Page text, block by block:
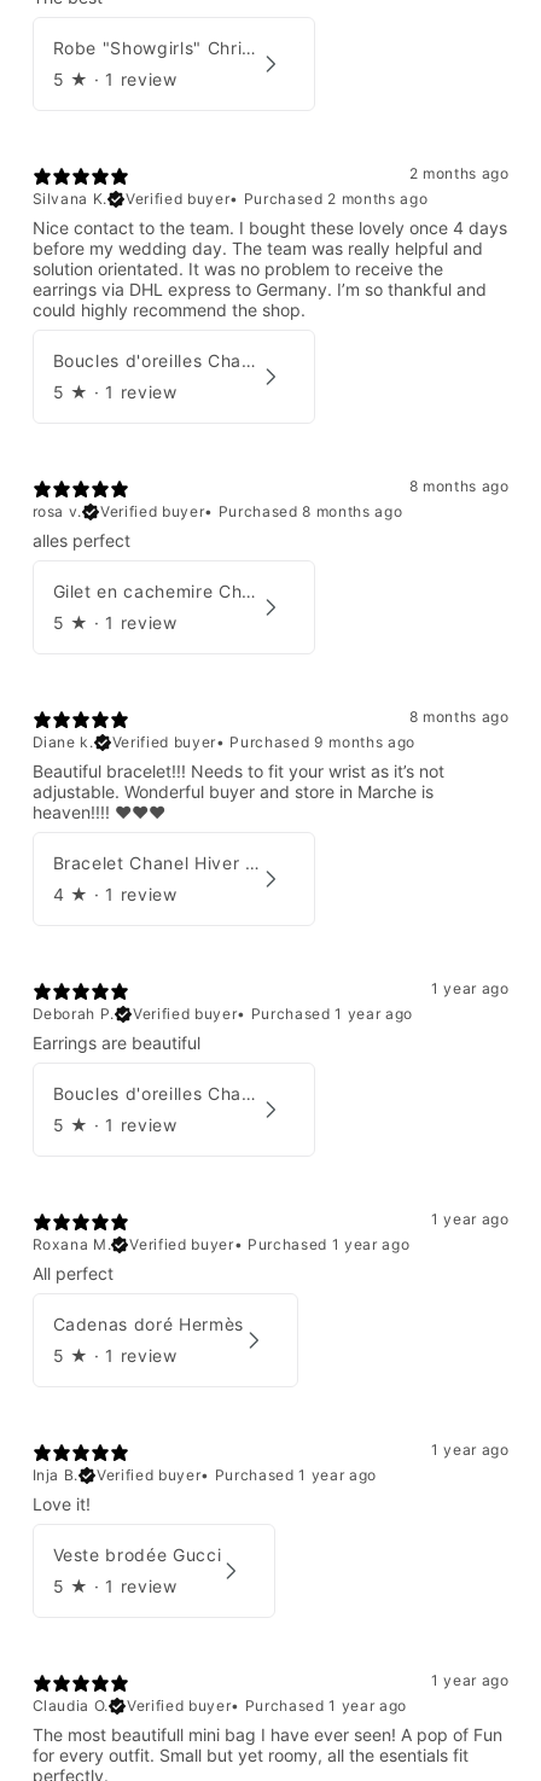
Robe "Showgirls" Christian Dior par John Galliano Été 2003
5 ★ · 1 review
2 months ago
Silvana K.
Verified buyer• Purchased 2 months ago
Nice contact to the team. I bought these lovely once 4 days
before my wedding day. The team was really helpful and
solution orientated. It was no problem to receive the
earrings via DHL express to Germany. I’m so thankful and
could highly recommend the shop.
Boucles d'oreilles Chanel par Karl Lagerfeld 2008
5 ★ · 1 review
8 months ago
rosa v.
Verified buyer• Purchased 8 months ago
alles perfect
Gilet en cachemire Chanel Automne 1995
5 ★ · 1 review
8 months ago
Diane k.
Verified buyer• Purchased 9 months ago
Beautiful bracelet!!! Needs to fit your wrist as it’s not
adjustable. Wonderful buyer and store in Marche is
heaven!!!! ❤️❤️❤️
Bracelet Chanel Hiver 1997
4 ★ · 1 review
1 year ago
Deborah P.
Verified buyer• Purchased 1 year ago
Earrings are beautiful
Boucles d'oreilles Chanel 2001
5 ★ · 1 review
1 year ago
Roxana M.
Verified buyer• Purchased 1 year ago
All perfect
Cadenas doré Hermès
5 ★ · 1 review
1 year ago
Inja B.
Verified buyer• Purchased 1 year ago
Love it!
Veste brodée Gucci
5 ★ · 1 review
1 year ago
Claudia O.
Verified buyer• Purchased 1 year ago
The most beautifull mini bag I have ever seen! A pop of Fun
for every outfit. Small but yet roomy, all the esentials fit
perfectly.